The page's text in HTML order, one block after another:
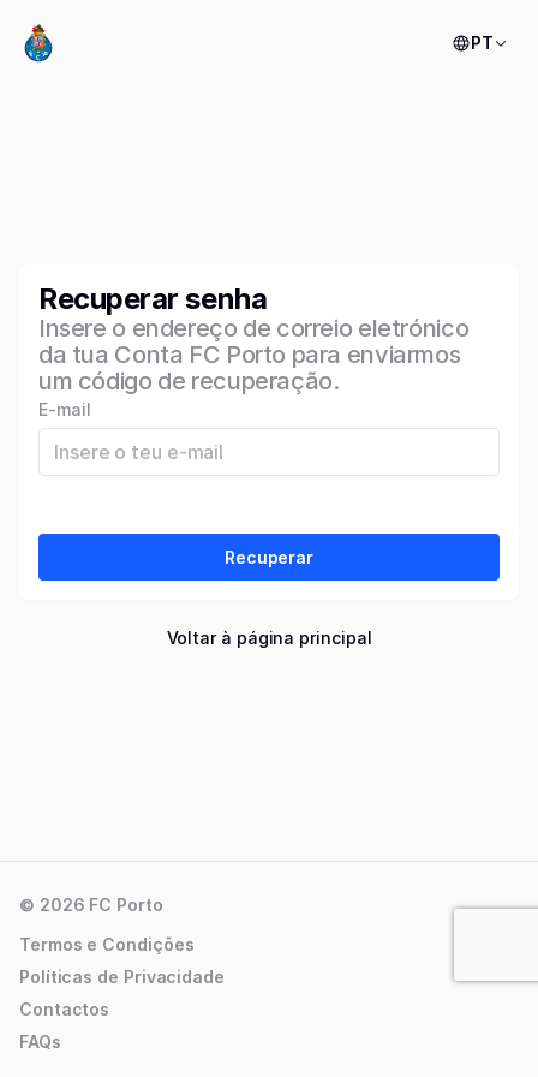
PT
Recuperar senha
Insere o endereço de correio eletrónico
da tua Conta FC Porto para enviarmos
um código de recuperação.
E-mail
Recuperar
Voltar à página principal
© 2026 FC Porto
Termos e Condições
Políticas de Privacidade
Contactos
FAQs